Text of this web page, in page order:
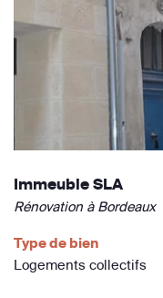
Immeuble SLA
Rénovation à Bordeaux
Type de bien
Logements collectifs